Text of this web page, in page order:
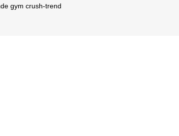
gym crush-trend